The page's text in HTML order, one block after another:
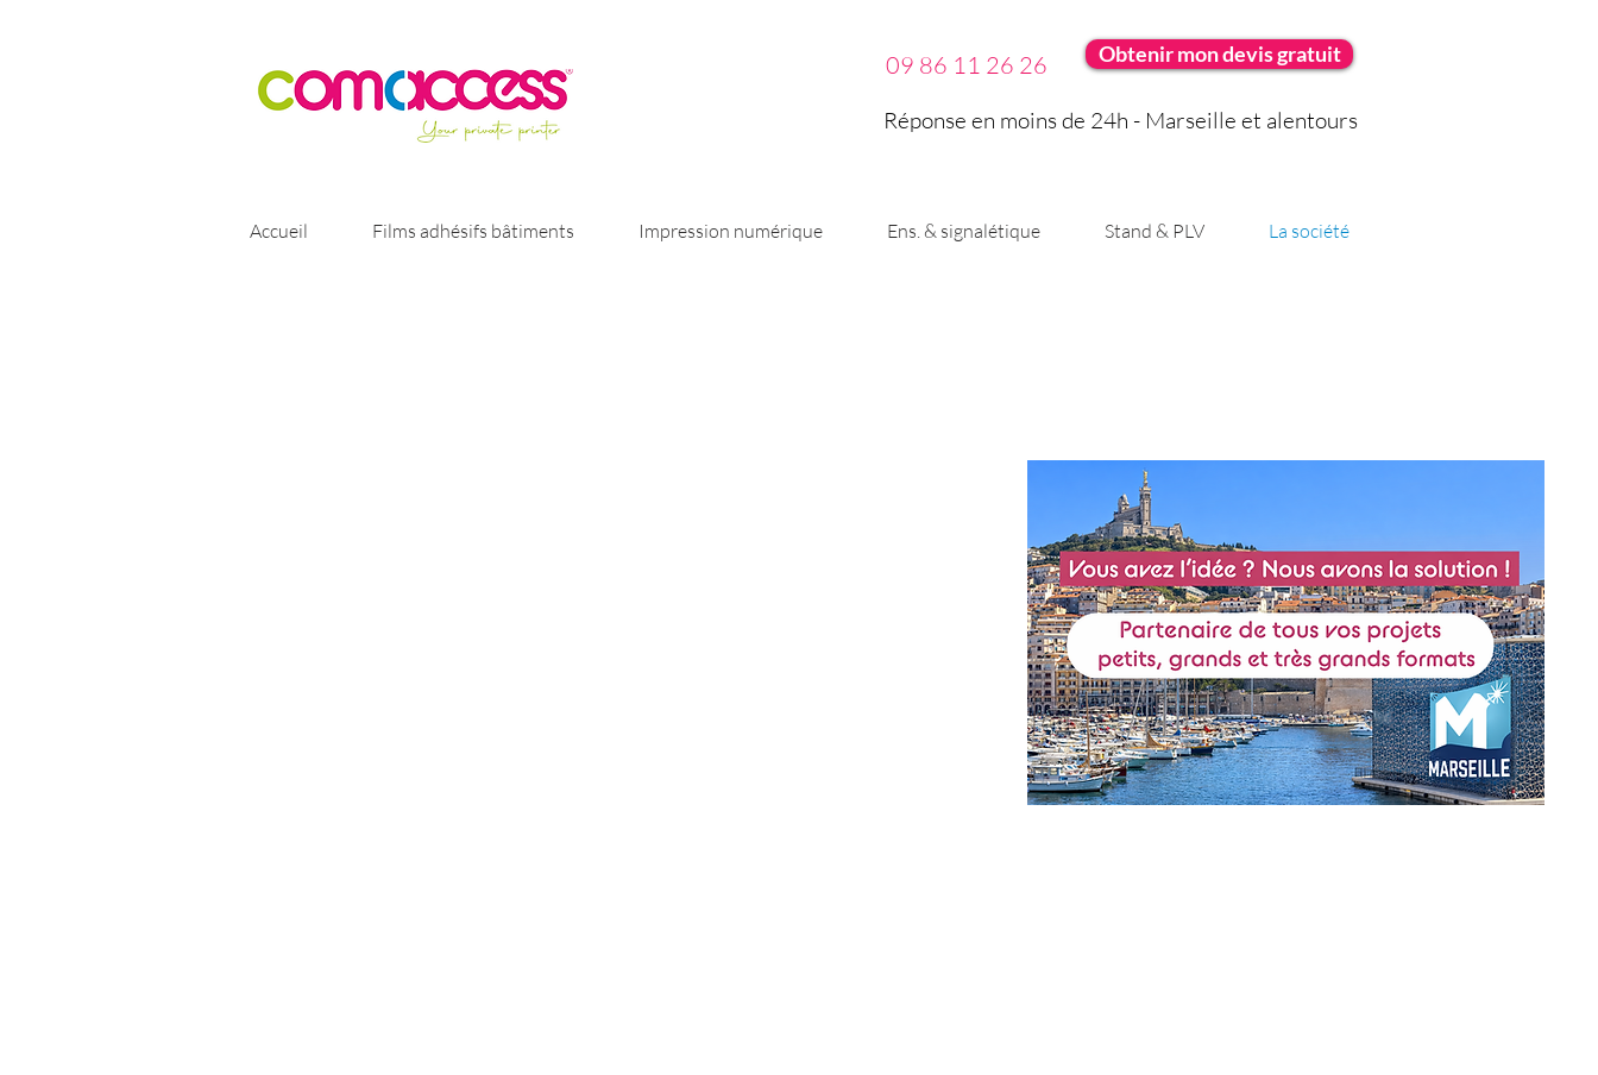
09 86 11 26 26 Obtenir mon devis gratuit
Réponse en moins de 24h - Marseille et alentours
Accueil Films adhésifs bâtiments Impression numérique Ens. & signalétique Stand & PLV La société